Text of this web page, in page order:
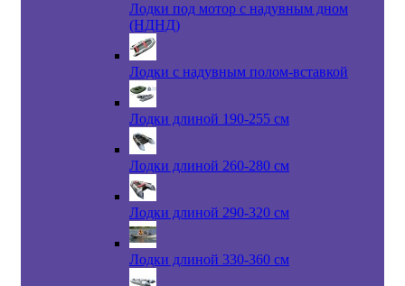
Лодки под мотор с надувным дном
(НДНД)
Лодки с надувным полом-вставкой
Лодки длиной 190-255 см
Лодки длиной 260-280 см
Лодки длиной 290-320 см
Лодки длиной 330-360 см